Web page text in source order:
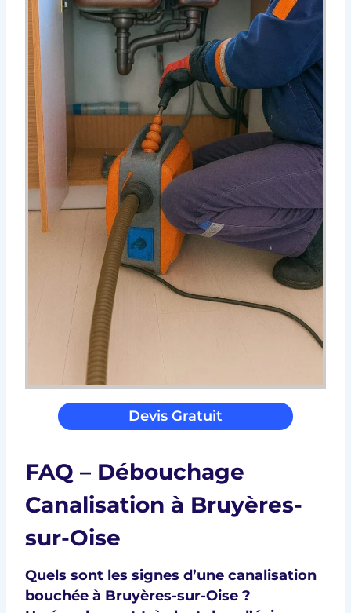
Devis Gratuit
FAQ – Débouchage
Canalisation à Bruyères-
sur-Oise
Quels sont les signes d’une canalisation
bouchée à Bruyères-sur-Oise ?